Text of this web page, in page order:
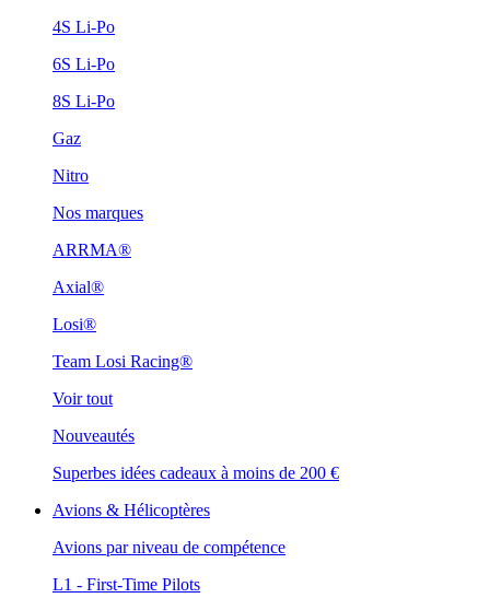
4S Li-Po
6S Li-Po
8S Li-Po
Gaz
Nitro
Nos marques
ARRMA®
Axial®
Losi®
Team Losi Racing®
Voir tout
Nouveautés
Superbes idées cadeaux à moins de 200 €
Avions & Hélicoptères
Avions par niveau de compétence
L1 - First-Time Pilots